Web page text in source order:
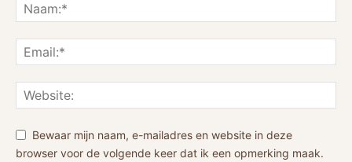
Bewaar mijn naam, e-mailadres en website in deze
browser voor de volgende keer dat ik een opmerking maak.